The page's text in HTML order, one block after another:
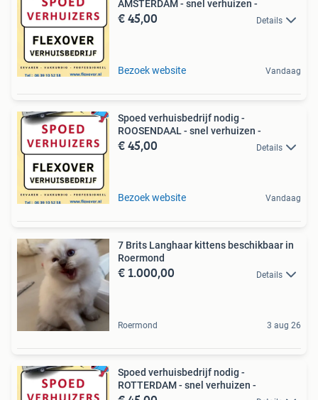
AMSTERDAM - snel verhuizen -
€ 45,00 Details
Bezoek website Vandaag
Spoed verhuisbedrijf nodig -
ROOSENDAAL - snel verhuizen -
€ 45,00 Details
Bezoek website Vandaag
7 Brits Langhaar kittens beschikbaar in
Roermond
€ 1.000,00 Details
Roermond 3 aug 26
Spoed verhuisbedrijf nodig -
ROTTERDAM - snel verhuizen -